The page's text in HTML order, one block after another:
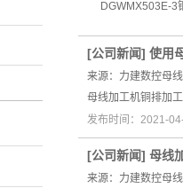
DGWMX503E-3
[公司新闻] 使用
来源：力建数控母
母线加工机铜排加
发布时间：2021-
[公司新闻] 母线
来源：力建数控母